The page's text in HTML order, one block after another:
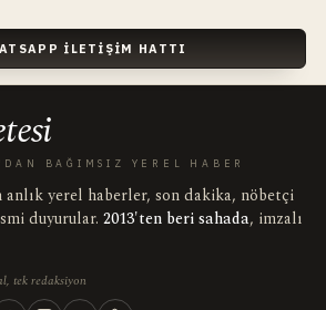
İLETIŞIM HATTI
BAĞIMSIZ YEREL HABER
anlık yerel haberler, son dakika, nöbetçi
duyurular. 2013'ten beri sahada, imzalı
tek redaksiyon